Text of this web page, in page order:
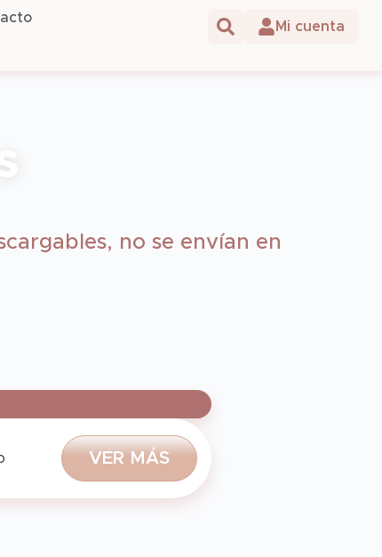
no se envían en
V ER M ÁS